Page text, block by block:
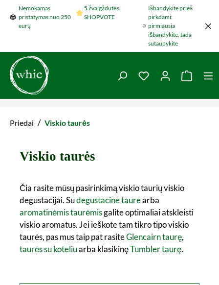
Šokti į pagrindinį turinį
Nemokamas
pristatymas nuo 250
eurų
5 žvaigždutės
SHOPVOTE
Išbandykite prieš
pirkdami:
pirmiausia
išbandykite, tada
sutaupykite
You have 0 wishlist
Priedai / Viskio taurės
Viskio taurės
Čia rasite mūsų pasirinkimą viskio taurių viskio
degustacijai. Sudegustacine taurearba
aromatinėmis taurėmisgalite optimaliai atskleisti
viskio aromatus. Jei ieškote tam tikro tipo viskio
taurės, pas mus taip pat rasiteGlencairn taurę,
taurės su koteliuarba klasikinęTumbler taurę.